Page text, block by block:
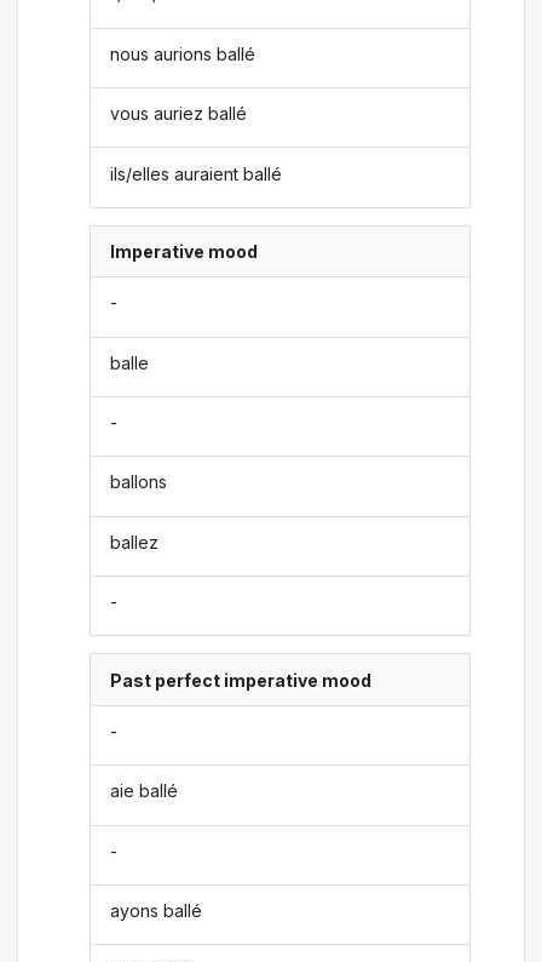
nous aurions ballé
vous auriez ballé
ils/elles auraient ballé
Imperative mood
-
balle
-
ballons
ballez
-
Past perfect imperative mood
-
aie ballé
-
ayons ballé